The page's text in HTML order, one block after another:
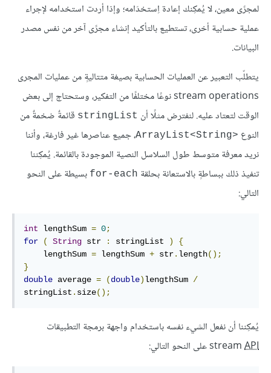
لمجرًى معين، لا يُمكِنك إعادة اِستخدَامه؛ وإذا أردت استخدامه لإجراء
عملية حسابية أخرى، تستطيع بالتأكيد إنشاء مجرًى آخر من نفس مصدر
البيانات.
يتطلّب التعبير عن العمليات الحسابية بصيغة متتاليةٍ من عمليات المجرى
stream operations نوعًا مختلفًا من التفكير، وستحتاج إلى بعض
الوقت لتعتاد عليه. لنفترض مثلًا أن stringList قائمةٌ ضخمةٌ من
النوع ArrayList<String>‎، جميع عناصرها غير فارغة، وأننا
نريد معرفة متوسط طول السلاسل النصية الموجودة بالقائمة. يُمكِننا
تنفيذ ذلك ببساطةٍ بالاستعانة بحلقة for-each بسيطة على النحو
التالي:
int lengthSum = 0;
for
( String str : stringList )
{
    lengthSum
= lengthSum + str. length();
}
double average = (double)lengthSum /
stringList . size();
يُمكِننا أن نفعل الشيء نفسه باستخدام واجهة برمجة التطبيقات
streamAPI على النحو التالي: